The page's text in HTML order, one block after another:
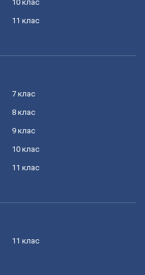
10 клас
11 клас
7 клас
8 клас
9 клас
10 клас
11 клас
11 клас